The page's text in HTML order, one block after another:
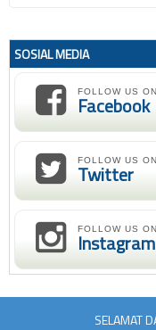
SOSIAL MEDIA
FOLLOW US ON
Facebook
FOLLOW US ON
Twitter
FOLLOW US ON
Instagram
SELAMAT